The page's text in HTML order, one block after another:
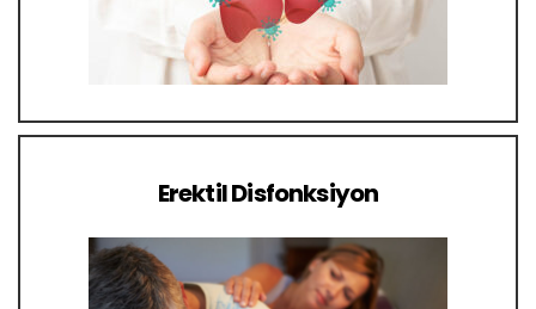
Erektil Disfonksiyon